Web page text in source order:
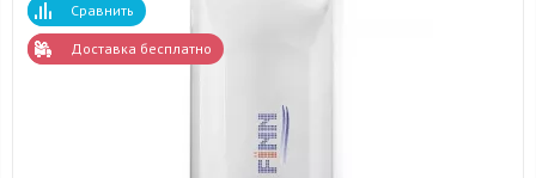
Сравнить
Доставка бесплатно